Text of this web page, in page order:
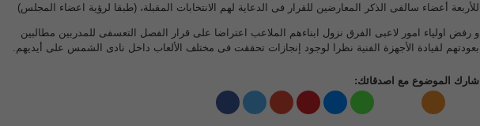
للأربعة أعضاء سالفى الذكر المعارضين للقرار فى الدعاية لهم الانتخابات المقبلة، (طبقا لرؤية اعضاء المجلس)
و رفض اولياء امور لاعبى الفرق نزول ابناءهم الملاعب اعتراضا على قرار الفصل التعسفى للمدربين مطالبين
بعودتهم لقيادة الأجهزة الفنية نظرا لوجود إنجازات تحققت فى مختلف الألعاب داخل نادى الشمس على أيديهم.
شارك الموضوع مع اصدقائك: